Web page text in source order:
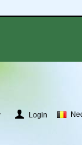
Login